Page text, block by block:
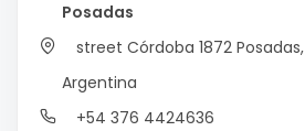
Posadas
street Córdoba 1872
Argentina
+54 376 4424636